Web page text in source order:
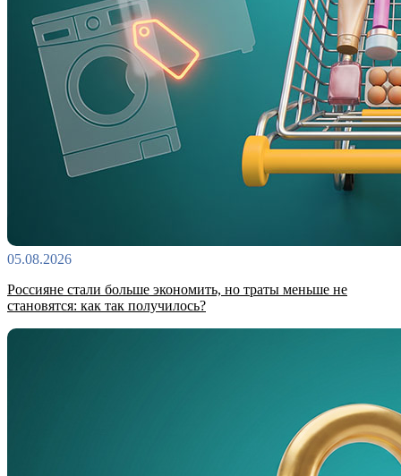
05.08.2026
Россияне стали больше экономить, но траты меньше не
становятся: как так получилось?